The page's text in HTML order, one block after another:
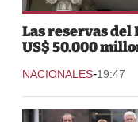
Las reservas
US$ 50.000
NACIONALES-19:47